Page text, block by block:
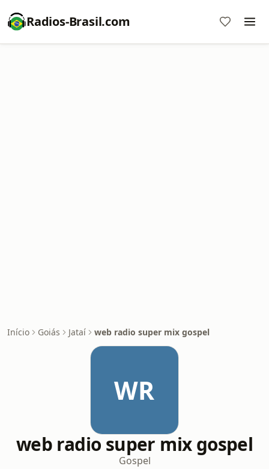
Radios-Brasil.com
Início Goiás Jataí web radio super mix gospel
WR
web radio super mix gospel
Gospel